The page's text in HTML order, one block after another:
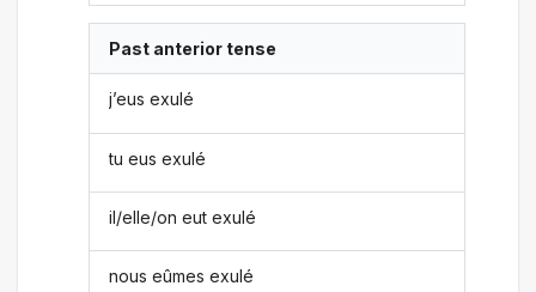
Past anterior tense
j’eus exulé
tu eus exulé
il/elle/on eut exulé
nous eûmes exulé